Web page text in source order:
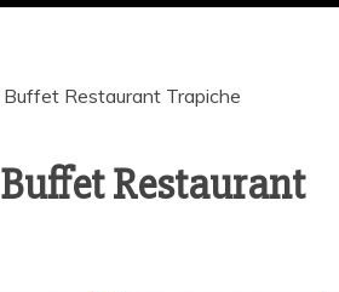
Buffet Restaurant Trapiche
Buffet Restaurant